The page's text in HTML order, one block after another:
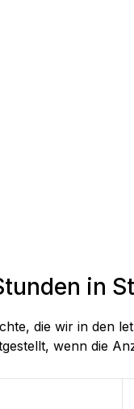
in
die wir in den
wenn die